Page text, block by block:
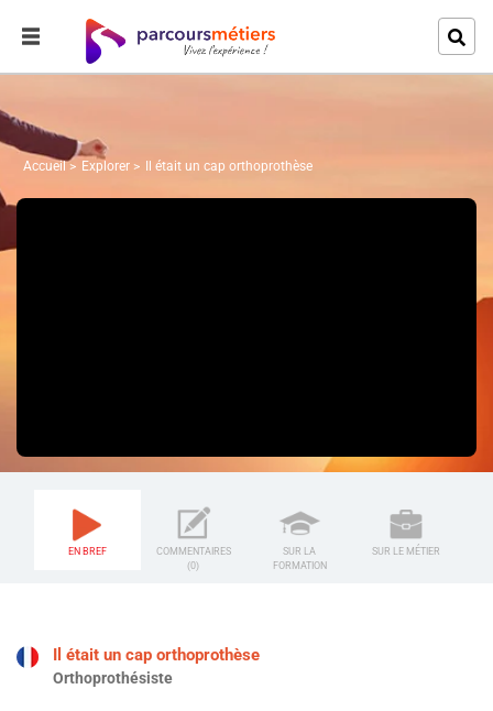
Accueil Explorer Il était un cap orthoprothèse
EN BREF
COMMENTAIRES
(0)
SUR LA
FORMATION
SUR LE MÉTIER
Il était un cap orthoprothèse
Orthoprothésiste